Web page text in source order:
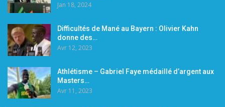
Jan 18, 2024
Difficultés de Mané au Bayern : Olivier Kahn
donne des…
Avr 12, 2023
Athlétisme – Gabriel Faye médaillé d’argent aux
Masters…
Avr 11, 2023